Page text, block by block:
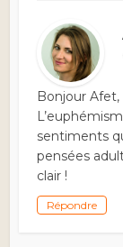
Bonjour Afet,
sentiments
pensées
clair !
Répondre